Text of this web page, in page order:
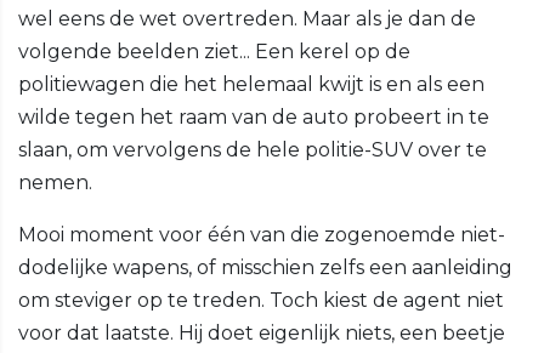
wel eens de wet overtreden. Maar als je dan de
volgende beelden ziet... Een kerel op de
politiewagen die het helemaal kwijt is en als een
wilde tegen het raam van de auto probeert in te
slaan, om vervolgens de hele politie-SUV over te
nemen.
Mooi moment voor één van die zogenoemde niet-
dodelijke wapens, of misschien zelfs een aanleiding
om steviger op te treden. Toch kiest de agent niet
voor dat laatste. Hij doet eigenlijk niets, een beetje